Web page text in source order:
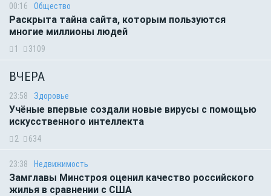
00:16 Общество
Раскрыта тайна сайта, которым пользуются
многие миллионы людей
1 3109
ВЧЕРА
23:58 Здоровье
Учёные впервые создали новые вирусы с помощью
искусственного интеллекта
2 634
23:38 Недвижимость
Замглавы Минстроя оценил качество российского
жилья в сравнении с США